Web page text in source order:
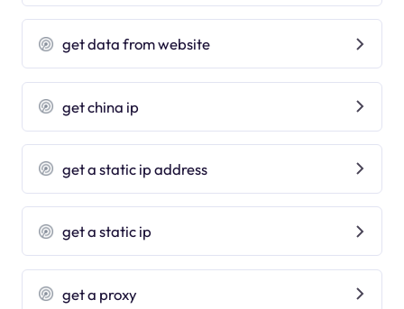
get data from website
get china ip
get a static ip address
get a static ip
get a proxy